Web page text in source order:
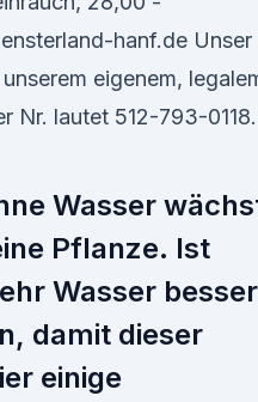
hanf.de Unser
eigenem,
Nr. lautet 512-793-0118.
Wasser
Pflanze. Ist
Wasser
damit dieser
einige